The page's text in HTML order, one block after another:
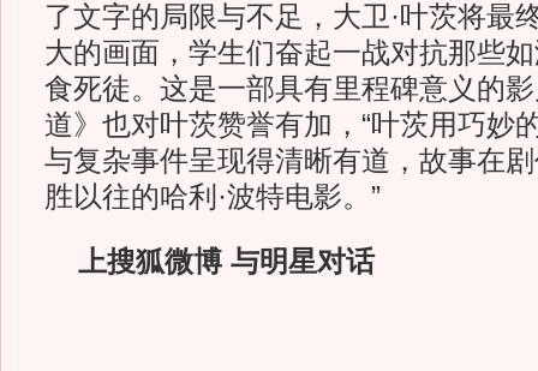
了文字的局限与不足，大卫·叶茨将最
大的画面，学生们奋起一战对抗那些
食死徒。这是一部具有里程碑意义的
道》也对叶茨赞誉有加，“叶茨用巧妙
与复杂事件呈现得清晰有道，故事在
胜以往的哈利·波特电影。”
上搜狐微博 与明星对话